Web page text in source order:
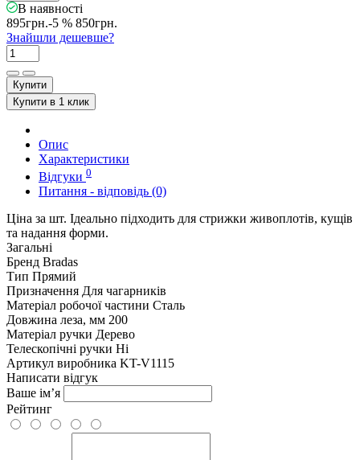
В наявності
895грн.-5 % 850грн.
Знайшли дешевше?
Купити
Купити в 1 клик
Опис
Характеристики
Відгуки 0
Питання - відповідь (0)
Ціна за шт. Ідеально підходить для стрижки живоплотів, кущів
та надання форми.
Загальні
Бренд Bradas
Тип Прямий
Призначення Для чагарників
Матеріал робочої частини Сталь
Довжина леза, мм 200
Матеріал ручки Дерево
Телескопічні ручки Ні
Артикул виробника KT-V1115
Написати відгук
Ваше ім’я
Рейтинг